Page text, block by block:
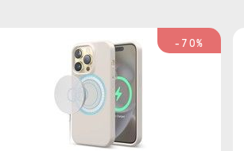
-70%